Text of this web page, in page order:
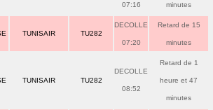
07:16 minutes
TUNISAIR TU282
DECOLLE
07:20
Retard de 15
minutes
TUNISAIR TU282
DECOLLE
08:52
Retard de 1
heure et 47
minutes